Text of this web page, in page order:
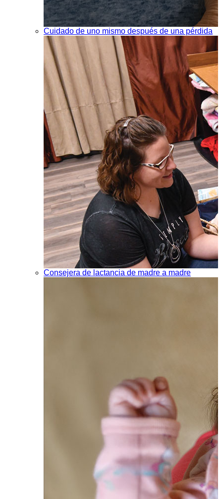
Cuidado de uno mismo después de una pérdida
Consejera de lactancia de madre a madre